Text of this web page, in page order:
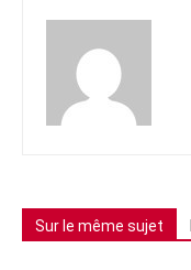
Sur le même sujet